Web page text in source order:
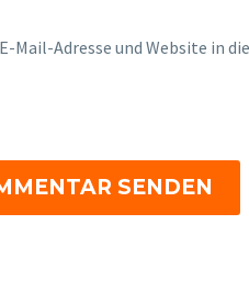
Mail-Adresse und Website in
SENDEN